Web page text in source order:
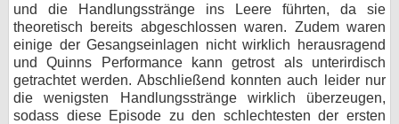
und die Handlungsstränge ins Leere führten, da sie
theoretisch bereits abgeschlossen waren. Zudem waren
einige der Gesangseinlagen nicht wirklich herausragend
und Quinns Performance kann getrost als unterirdisch
getrachtet werden. Abschließend konnten auch leider nur
die wenigsten Handlungsstränge wirklich überzeugen,
sodass diese Episode zu den schlechtesten der ersten